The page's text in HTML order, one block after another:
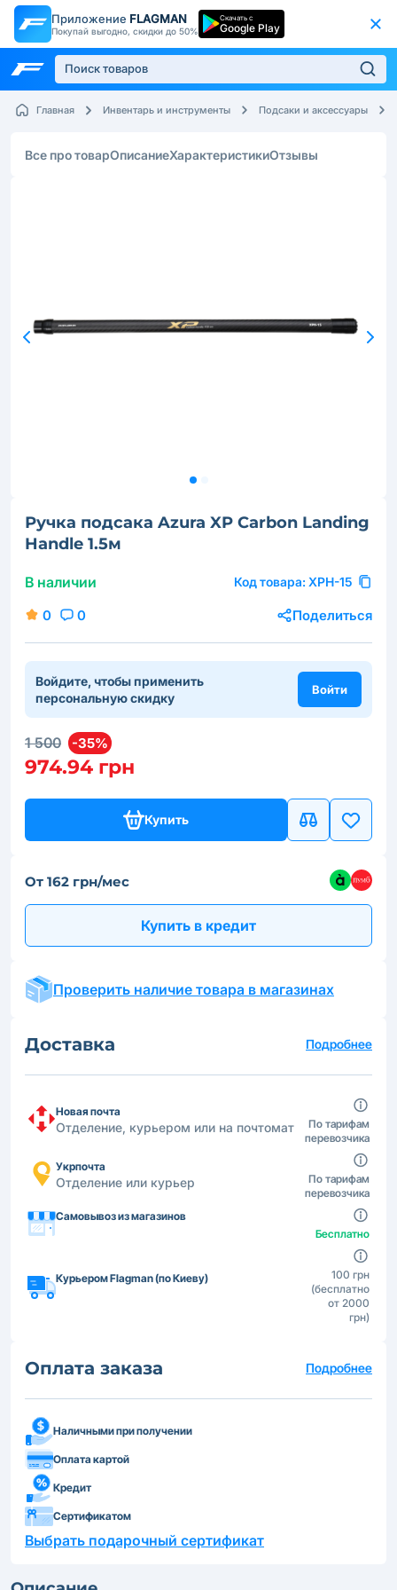
Приложение FLAGMAN
Покупай выгодно, скидки до 50%
Скачать с
Google Play
Главная Инвентарь и инструменты Подсаки и аксессуары
Все про товарОписаниеХарактеристикиОтзывы
Ручка подсака Azura XP Carbon Landing
Handle 1.5м
В наличии Код товара: XPH-15
0 0 Поделиться
Войдите, чтобы применить
персональную скидку
Войти
1 500 -35%
974.94 грн
Купить
От 162 грн/мес
Купить в кредит
Проверить наличие товара в магазинах
Доставка Подробнее
Новая почта
Отделение, курьером или на почтомат
По тарифам
перевозчика
Укрпочта
Отделение или курьер
По тарифам
перевозчика
Самовывоз из магазинов
Бесплатно
Курьером Flagman (по Киеву)
100 грн
(бесплатно
от 2000
грн)
Оплата заказа Подробнее
Наличными при получении
Оплата картой
Кредит
Сертификатом
Выбрать подарочный сертификат